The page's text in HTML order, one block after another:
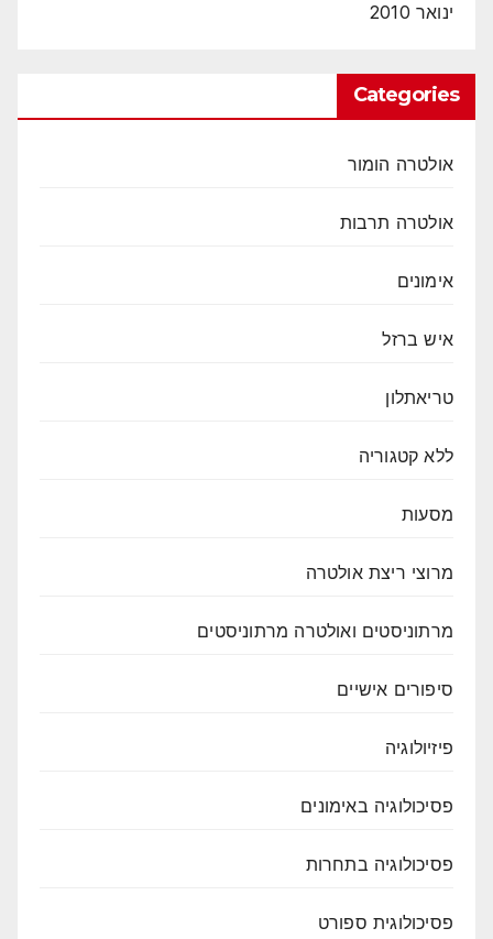
ינואר 2010
Categories
אולטרה הומור
אולטרה תרבות
אימונים
איש ברזל
טריאתלון
ללא קטגוריה
מסעות
מרוצי ריצת אולטרה
מרתוניסטים ואולטרה מרתוניסטים
סיפורים אישיים
פיזיולוגיה
פסיכולוגיה באימונים
פסיכולוגיה בתחרות
פסיכולוגית ספורט